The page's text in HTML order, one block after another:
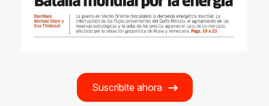
Suscribite ahora